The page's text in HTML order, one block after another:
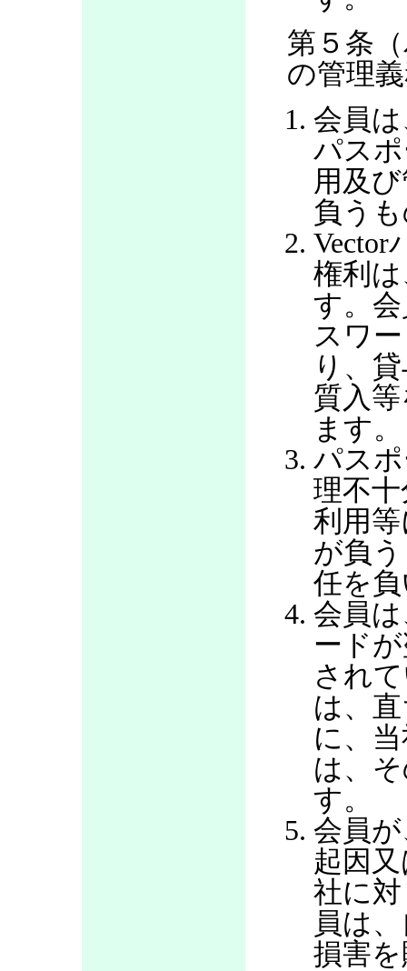
第５条
の管理
会員
パス
用及
負う
Vector
権利
す。
スワ
り、
質入
ます。
パス
理不
利用
が負
任を
会員
ード
され
は、
に、
は、
す。
会員
起因
社に
員は
損害